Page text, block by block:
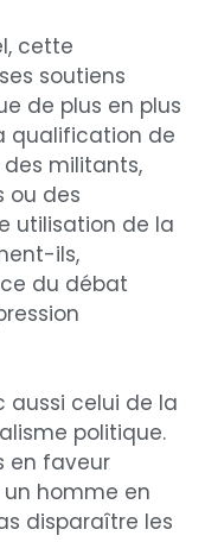
cette
soutiens
de plus en plus
qualification de
des militants,
ou des
utilisation de la
ils,
du débat
aussi celui de la
politique.
en faveur
homme en
disparaître les